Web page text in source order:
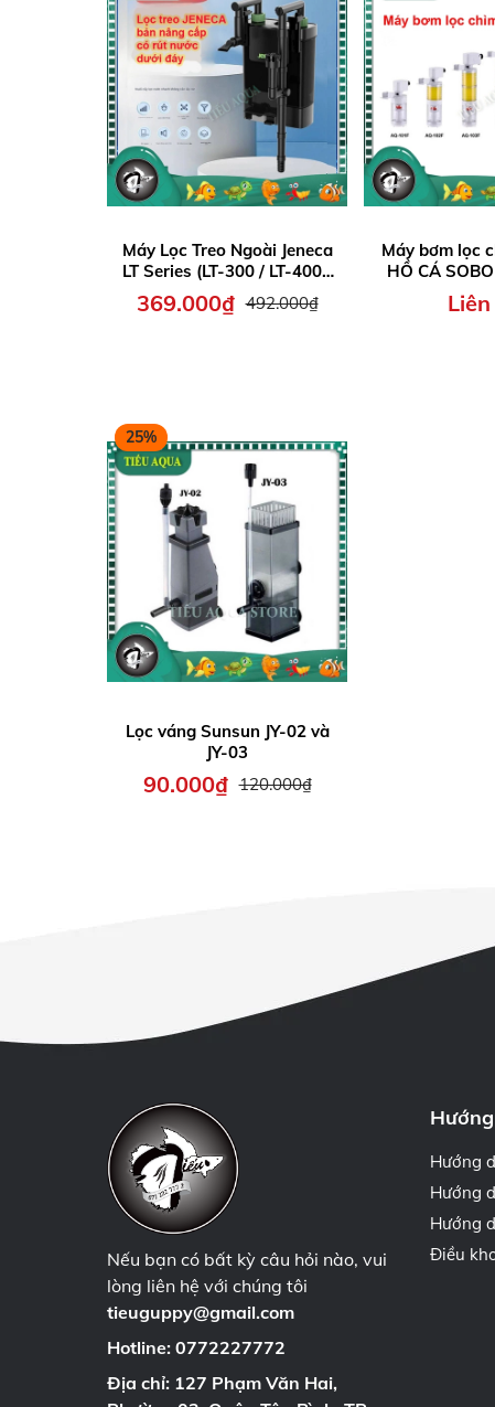
Máy Lọc Treo Ngoài Jeneca
LT Series (LT-300 / LT-400 /
LT-500 / LT-600) – Có phần
hút dưới đáy lọc để rút
369.000₫ 492.000₫
Máy bơm lọc
HỒ CÁ
AQ-102F /
25%
Lọc váng Sunsun JY-02 và
JY-03
90.000₫ 120.000₫
Nếu bạn có bất kỳ câu hỏi nào, vui
lòng liên hệ với chúng tôi
tieuguppy@gmail.com
Hotline: 0772227772
Địa chỉ: 127 Phạm Văn Hai,
Hướng
Hướng
Hướng
Điều